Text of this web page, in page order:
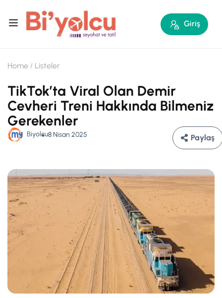
Giriş
Home Listeler
TikTok’ta Viral Olan Demir
Cevheri Treni Hakkında Bilmeniz
Gerekenler
Biyolcu8 Nisan 2025 Paylaş